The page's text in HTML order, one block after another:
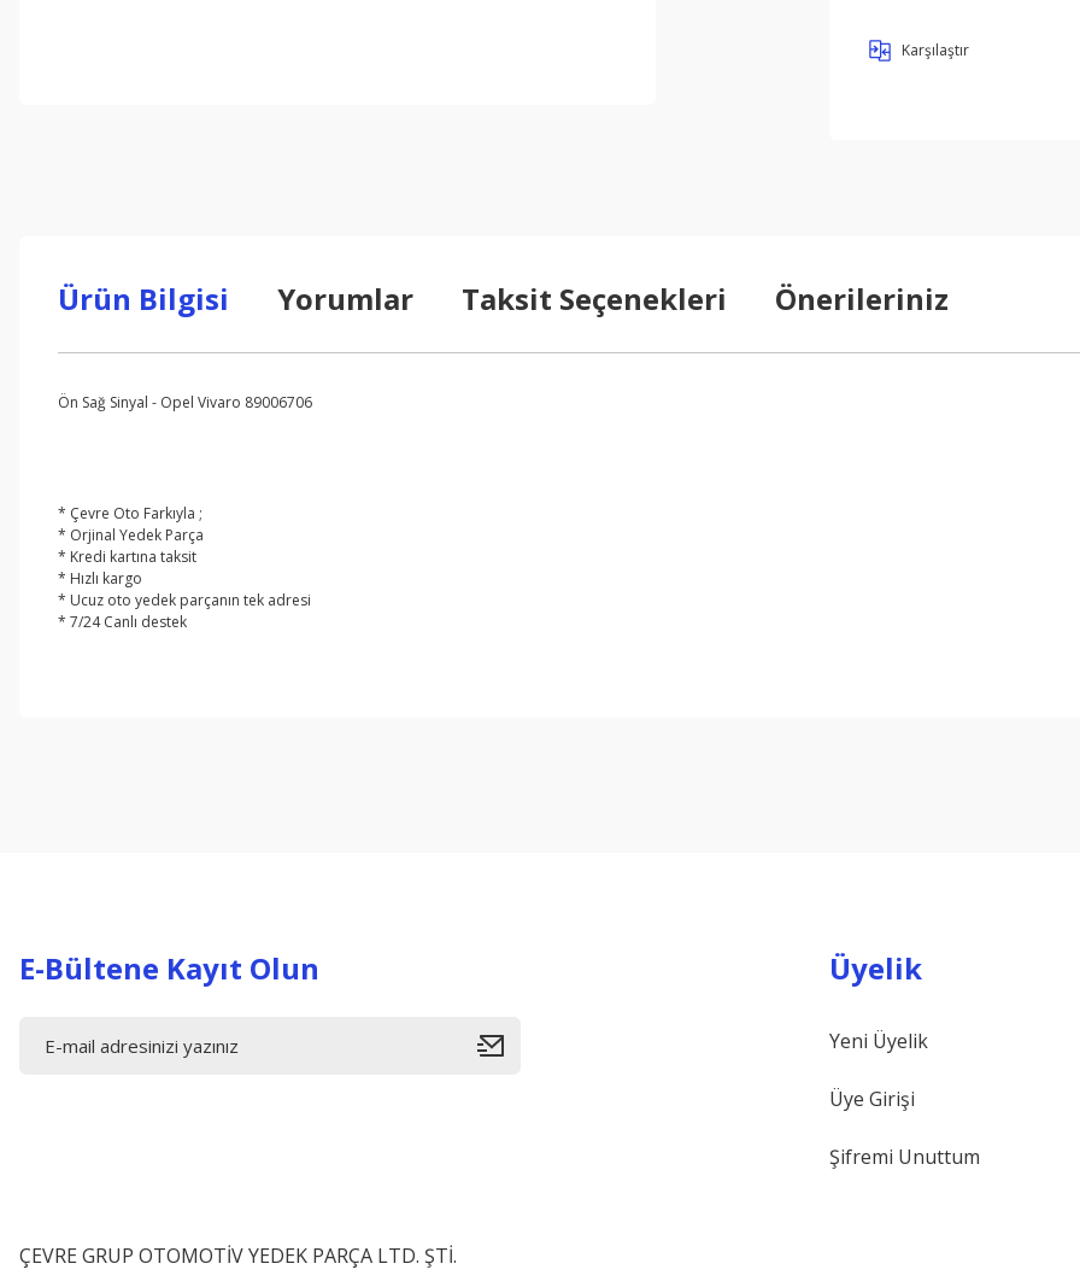
Karşılaştır
Ürün Bilgisi Yorumlar Taksit Seçenekleri Önerileriniz
Ön Sağ Sinyal - Opel Vivaro 89006706
* Çevre Oto Farkıyla ;
* Orjinal Yedek Parça
* Kredi kartına taksit
* Hızlı kargo
* Ucuz oto yedek parçanın tek adresi
* 7/24 Canlı destek
E-Bültene Kayıt Olun
ÇEVRE GRUP OTOMOTİV YEDEK PARÇA LTD. ŞTİ.
Üyelik
Yeni Üyelik
Üye Girişi
Şifremi Unuttum